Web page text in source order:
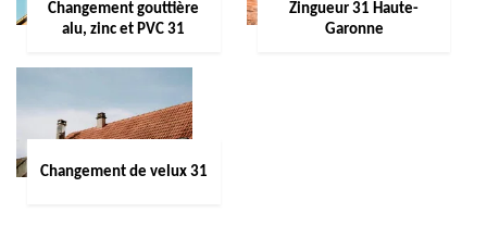
Changement gouttière
alu, zinc et PVC 31
Zingueur 31 Haute-
Garonne
Changement de velux 31